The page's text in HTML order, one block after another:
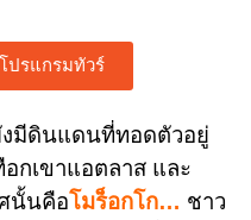
ปรแกรมทัวร์
งมีดินแดนที่ทอดตัวอยู่
อกเขาแอตลาส และ
ศนั้นคือโมร็อกโก… ชาว